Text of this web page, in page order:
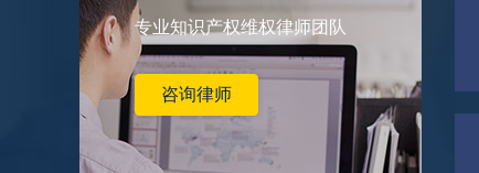
专业知识产权维权律师团队
咨询律师